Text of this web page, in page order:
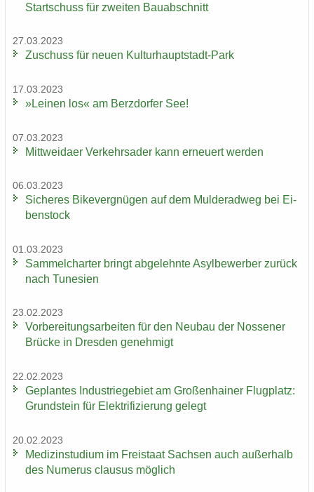
Start­schuss für zwei­ten Bau­ab­schnitt
27.03.2023
Zu­schuss für neuen Kulturhauptstadt-​Park
17.03.2023
»Lei­nen los« am Berz­dor­fer See!
07.03.2023
Mitt­wei­da­er Ver­kehrs­ader kann er­neu­ert wer­den
06.03.2023
Si­che­res Bi­ke­ver­gnü­gen auf dem Mul­derad­weg bei Ei­
ben­stock
01.03.2023
Sam­mel­char­ter bringt ab­ge­lehn­te Asyl­be­wer­ber zu­rück
nach Tu­ne­si­en
23.02.2023
Vor­be­rei­tungs­ar­bei­ten für den Neu­bau der Nos­se­ner
Brü­cke in Dres­den ge­neh­migt
22.02.2023
Ge­plan­tes In­dus­trie­ge­biet am Gro­ßen­hai­ner Flug­platz:
Grund­stein für Elek­tri­fi­zie­rung ge­legt
20.02.2023
Me­di­zin­stu­di­um im Frei­staat Sach­sen auch au­ßer­halb
des Nu­me­rus clau­sus mög­lich